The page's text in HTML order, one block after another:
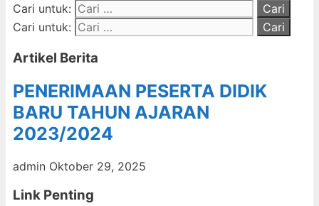
Cari untuk:
Cari untuk:
Artikel Berita
PENERIMAAN PESERTA DIDIK
BARU TAHUN AJARAN
2023/2024
admin Oktober 29, 2025
Link Penting